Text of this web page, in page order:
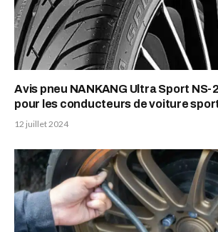
Avis pneu NANKANG Ultra Sport NS-
pour les conducteurs de voiture
12 juillet 2024